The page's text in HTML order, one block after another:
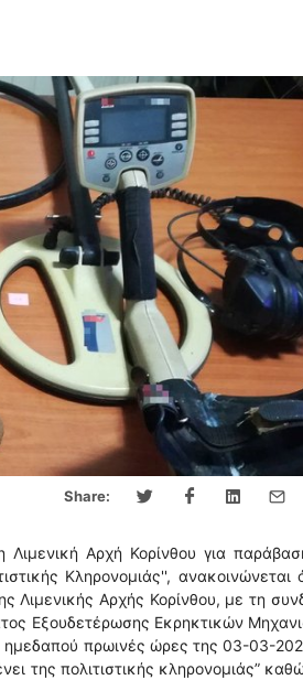
Share:
Αρχή Κορίνθου για
Κληρονομιάς'', ανακοινώνεται
Λιμενικής Αρχής Κορίνθου, με τη
Εξουδετέρωσης Εκρηκτικών
πρωινές ώρες της 03-03-
της πολιτιστικής κληρονομιάς”